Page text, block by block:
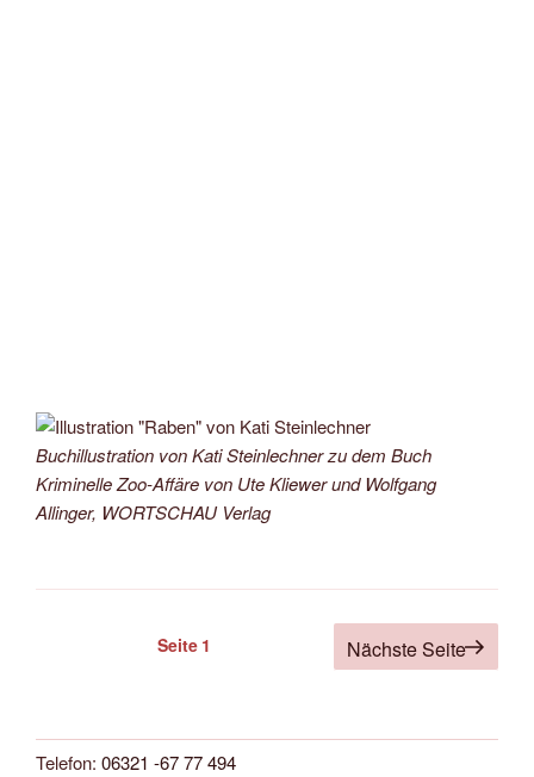
Buchillustration von Kati Steinlechner zu dem Buch
Kriminelle Zoo-Affäre von Ute Kliewer und Wolfgang
Allinger, WORTSCHAU Verlag
Seitennummerierung
Seite 1 Nächste Seite
Telefon: 06321 -67 77 494